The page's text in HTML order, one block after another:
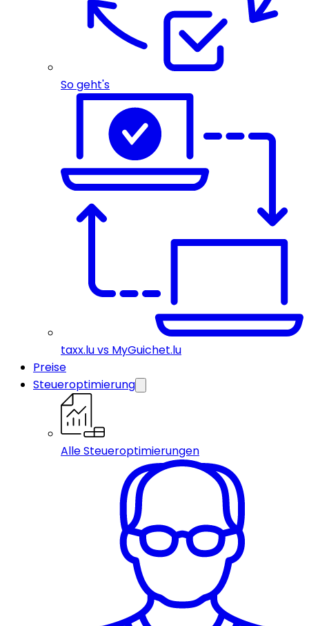
So geht's
taxx.lu vs MyGuichet.lu
Preise
Steueroptimierung
Alle Steueroptimierungen